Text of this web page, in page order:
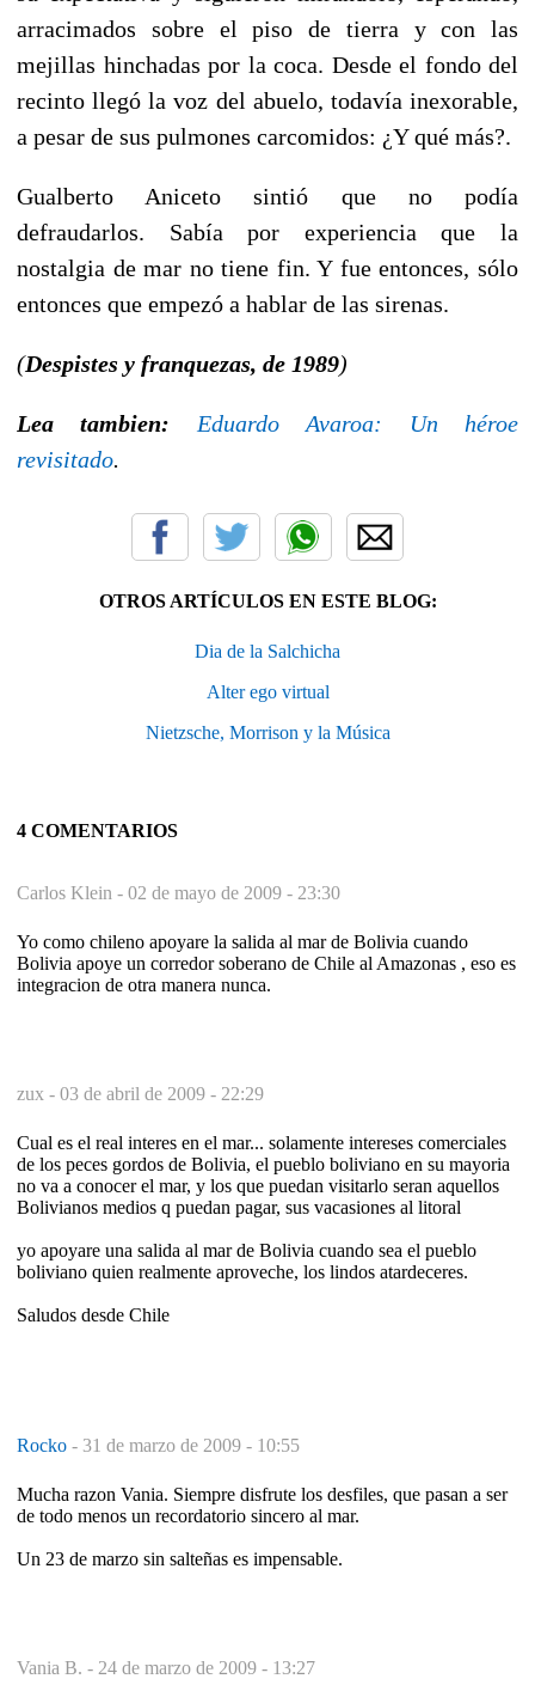
arracimados sobre el piso de tierra y con las
mejillas hinchadas por la coca. Desde el fondo del
recinto llegó la voz del abuelo, todavía inexorable,
a pesar de sus pulmones carcomidos: ¿Y qué más?.
Gualberto Aniceto sintió que no podía
defraudarlos. Sabía por experiencia que la
nostalgia de mar no tiene fin. Y fue entonces, sólo
entonces que empezó a hablar de las sirenas.
(Despistes y franquezas, de 1989)
Lea tambien:
Eduardo Avaroa: Un héroe
revisitado.
OTROS ARTÍCULOS EN ESTE BLOG:
Dia de la Salchicha
Alter ego virtual
Nietzsche, Morrison y la Música
4 COMENTARIOS
Carlos Klein - 02 de mayo de 2009 - 23:30
Yo como chileno apoyare la salida al mar de Bolivia cuando
Bolivia apoye un corredor soberano de Chile al Amazonas , eso es
integracion de otra manera nunca.
zux - 03 de abril de 2009 - 22:29
Cual es el real interes en el mar... solamente intereses comerciales
de los peces gordos de Bolivia, el pueblo boliviano en su mayoria
no va a conocer el mar, y los que puedan visitarlo seran aquellos
Bolivianos medios q puedan pagar, sus vacasiones al litoral
yo apoyare una salida al mar de Bolivia cuando sea el pueblo
boliviano quien realmente aproveche, los lindos atardeceres.
Saludos desde Chile
Rocko - 31 de marzo de 2009 - 10:55
Mucha razon Vania. Siempre disfrute los desfiles, que pasan a ser
de todo menos un recordatorio sincero al mar.
Un 23 de marzo sin salteñas es impensable.
Vania B. - 24 de marzo de 2009 - 13:27